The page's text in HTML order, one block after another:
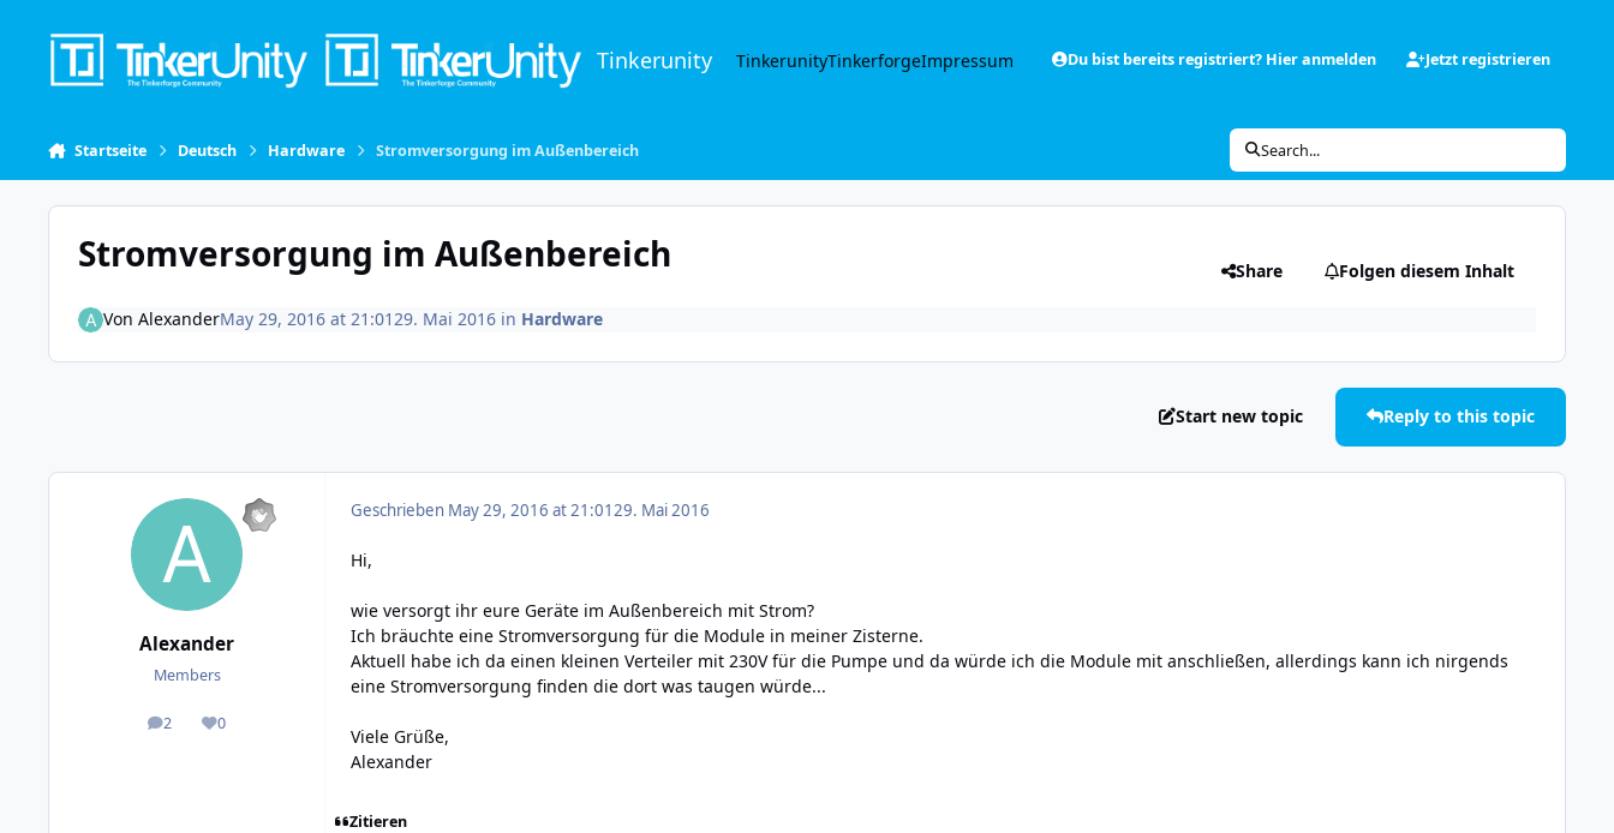
Tinkerunity TinkerunityTinkerforgeImpressum Du bist bereits registriert? Hier anmelden Jetzt registrieren
Startseite Deutsch Hardware Stromversorgung im Außenbereich Search...
Stromversorgung im Außenbereich Share Folgen diesem Inhalt
Von AlexanderMay 29, 2016 at 21:0129. Mai 2016in Hardware
Start new topic Reply to this topic
Alexander
Members
2
posts 0
Reputation
Geschrieben May 29, 2016 at 21:0129. Mai 2016
Hi,
wie versorgt ihr eure Geräte im Außenbereich mit Strom?
Ich bräuchte eine Stromversorgung für die Module in meiner Zisterne.
Aktuell habe ich da einen kleinen Verteiler mit 230V für die Pumpe und da würde ich die Module mit anschließen, allerdings kann ich nirgends
eine Stromversorgung finden die dort was taugen würde...
Viele Grüße,
Alexander
Zitieren